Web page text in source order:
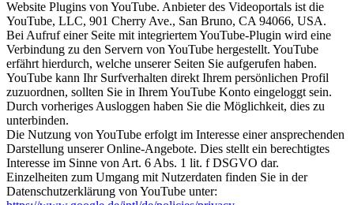
Website Plugins von YouTube. Anbieter des Videoportals ist die
YouTube, LLC, 901 Cherry Ave., San Bruno, CA 94066, USA.
Bei Aufruf einer Seite mit integriertem YouTube-Plugin wird eine
Verbindung zu den Servern von YouTube hergestellt. YouTube
erfährt hierdurch, welche unserer Seiten Sie aufgerufen haben.
YouTube kann Ihr Surfverhalten direkt Ihrem persönlichen Profil
zuzuordnen, sollten Sie in Ihrem YouTube Konto eingeloggt sein.
Durch vorheriges Ausloggen haben Sie die Möglichkeit, dies zu
unterbinden.
Die Nutzung von YouTube erfolgt im Interesse einer ansprechenden
Darstellung unserer Online-Angebote. Dies stellt ein berechtigtes
Interesse im Sinne von Art. 6 Abs. 1 lit. f DSGVO dar.
Einzelheiten zum Umgang mit Nutzerdaten finden Sie in der
Datenschutzerklärung von YouTube unter: